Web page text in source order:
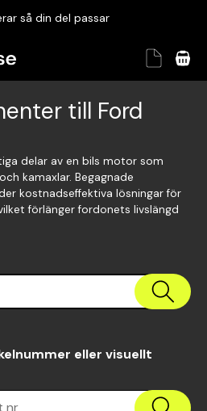
så din del passar
passform
så din del passartill Ford
delar av en bils motor som
kamaxlar. Begagnade
kostnadseffektiva lösningar för
förlänger fordonets livslängd
eller visuellt
nr